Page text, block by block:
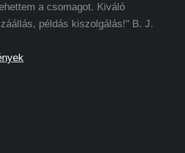
a csomagot. Kiváló
példás kiszolgálás!" B. J.